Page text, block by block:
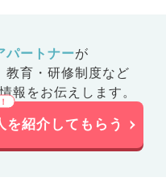
パートナーが
教育・研修制度など
報をお伝えします。
を紹介してもらう